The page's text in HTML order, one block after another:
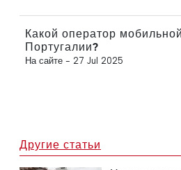
Какой оператор
Португалии?
На сайте - 27 Jul 2025
Другие статьи